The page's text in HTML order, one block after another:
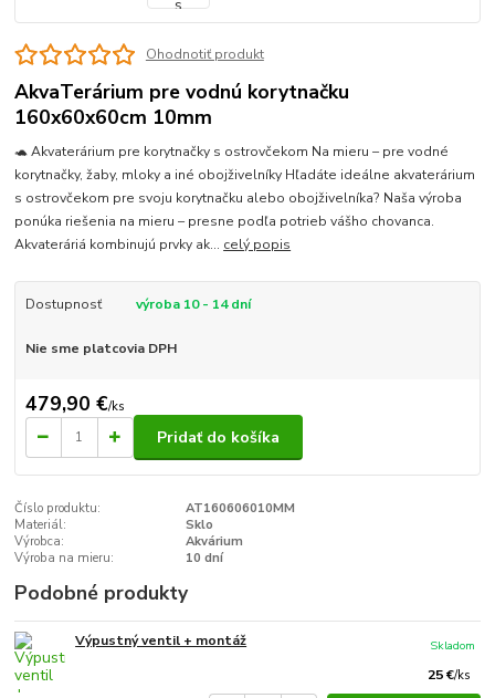
Ohodnotiť produkt
AkvaTerárium pre vodnú korytnačku
160x60x60cm 10mm
🐢 Akvaterárium pre korytnačky s ostrovčekom Na mieru – pre vodné
korytnačky, žaby, mloky a iné obojživelníky Hľadáte ideálne akvaterárium
s ostrovčekom pre svoju korytnačku alebo obojživelníka? Naša výroba
ponúka riešenia na mieru – presne podľa potrieb vášho chovanca.
Akvateráriá kombinujú prvky ak... celý popis
Dostupnosť výroba 10 - 14 dní
Nie sme platcovia DPH
479,90 €/ks
Pridať do košíka
Číslo produktu:
AT160606010MM
Materiál:
Sklo
Výrobca:
Akvárium
Výroba na mieru:
10 dní
Podobné produkty
Výpustný ventil + montáž
25 €/ks
Skladom